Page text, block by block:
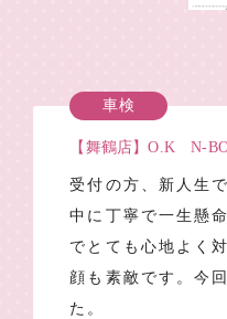
車検
【舞鶴店】O.K N-
受付の方、新人生
中に丁寧で一生懸
でとても心地よく
顔も素敵です。今
た。